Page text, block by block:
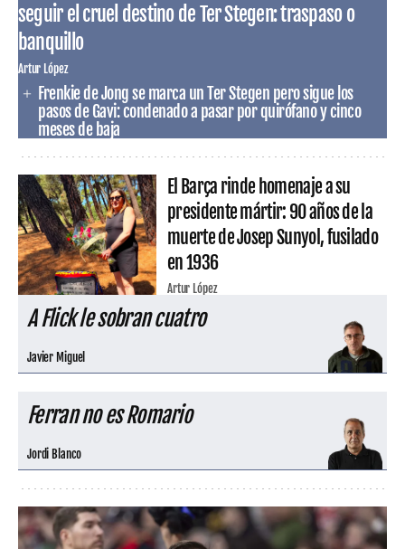
seguir el cruel destino de Ter Stegen: traspaso o
banquillo
Artur López
Frenkie de Jong se marca un Ter Stegen pero sigue los
pasos de Gavi: condenado a pasar por quirófano y cinco
meses de baja
El Barça rinde homenaje a su
presidente mártir: 90 años de la
muerte de Josep Sunyol, fusilado
en 1936
Artur López
A Flick le sobran cuatro
Javier Miguel
Ferran no es Romario
Jordi Blanco